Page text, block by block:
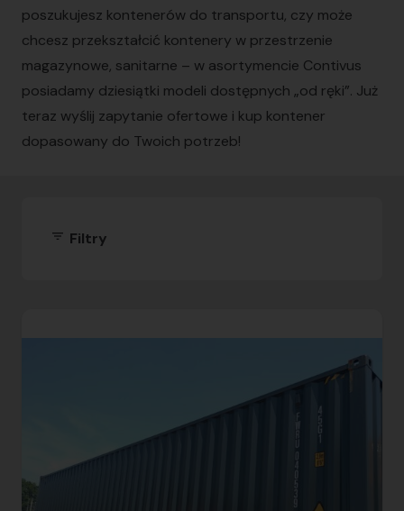
poszukujesz kontenerów do transportu, czy może
chcesz przekształcić kontenery w przestrzenie
magazynowe, sanitarne – w asortymencie Contivus
posiadamy dziesiątki modeli dostępnych „od ręki”. Już
teraz wyślij zapytanie ofertowe i kup kontener
dopasowany do Twoich potrzeb!
filter_list Filtry